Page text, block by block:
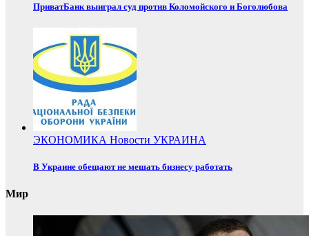
ПриватБанк выиграл суд против Коломойского и Боголюбова
ЭКОНОМИКА Новости УКРАИНА
В Украине обещают не мешать бизнесу работать
Мир